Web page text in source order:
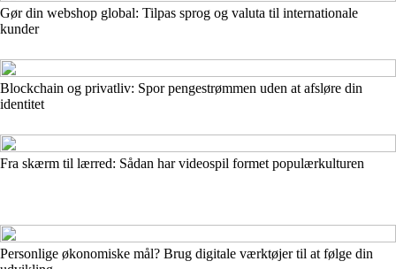
Gør din webshop global: Tilpas sprog og valuta til internationale
kunder
Blockchain og privatliv: Spor pengestrømmen uden at afsløre din
identitet
Fra skærm til lærred: Sådan har videospil formet populærkulturen
Personlige økonomiske mål? Brug digitale værktøjer til at følge din